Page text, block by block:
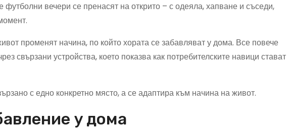
футболни вечери се пренасят на открито – с одеяла, хапване и съседи,
променят начина, по който хората се забавляват у дома. Все повече
свързани устройства, което показва как потребителските навици стават
с едно конкретно място, а се адаптира към начина на живот.
у дома